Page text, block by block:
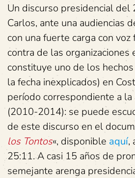
Un discurso presidencial del
Carlos, ante una audiencias
con una fuerte carga con voz
contra de las organizaciones
constituye uno de los
la fecha inexplicados) en
período correspondiente a la
(2010-2014): se puede
de este discurso en el
los Tontos«, disponible aquí,
25:11. A casi 15 años de
semejante arenga